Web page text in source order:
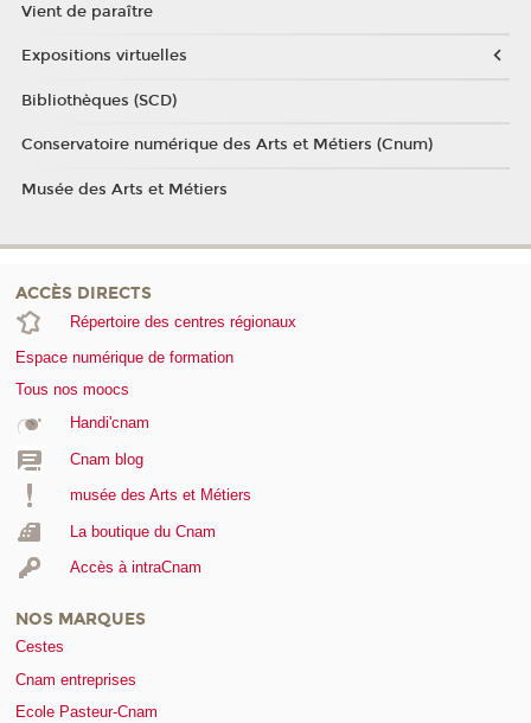
Vient de paraître
Expositions virtuelles
Bibliothèques (SCD)
Conservatoire numérique des Arts et Métiers (Cnum)
Musée des Arts et Métiers
ACCÈS DIRECTS
Répertoire des centres régionaux
Espace numérique de formation
Tous nos moocs
Handi'cnam
Cnam blog
musée des Arts et Métiers
La boutique du Cnam
Accès à intraCnam
NOS MARQUES
Cestes
Cnam entreprises
Ecole Pasteur-Cnam